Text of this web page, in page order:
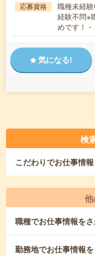
応募資格
職種未経
経験不問※
めです！
気になる!
検
こだわりでお仕事情
職種でお仕事情報を
勤務地でお仕事情報